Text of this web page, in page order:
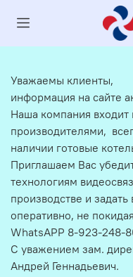
Уважаемы клиенты,
информация на сайте
Наша компания
производителями,
наличии готовые
Приглашаем Вас
технологиям
производстве и
оперативно, не
WhatsAPP 8-923-248-
С уважением зам.
Андрей Геннадьевич.